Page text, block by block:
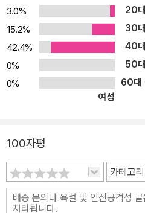
3.0%
20대
15.2%
30대
42.4%
40대
0%
50대
0%
60대
여성
100자평
카테고리